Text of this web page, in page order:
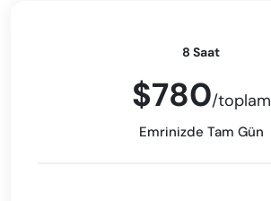
8 Saat
$780/toplam
Emrinizde Tam Gün